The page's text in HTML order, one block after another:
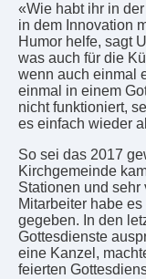
«Wie habt ihr in
in dem Innovation
Humor helfe, sagt
was auch für die
wenn auch einmal
einmal in einem
nicht funktioniert,
es einfach wieder
So sei das 2017
Kirchgemeinde
Stationen und sehr
Mitarbeiter habe
gegeben. In den
Gottesdienste
eine Kanzel,
feierten